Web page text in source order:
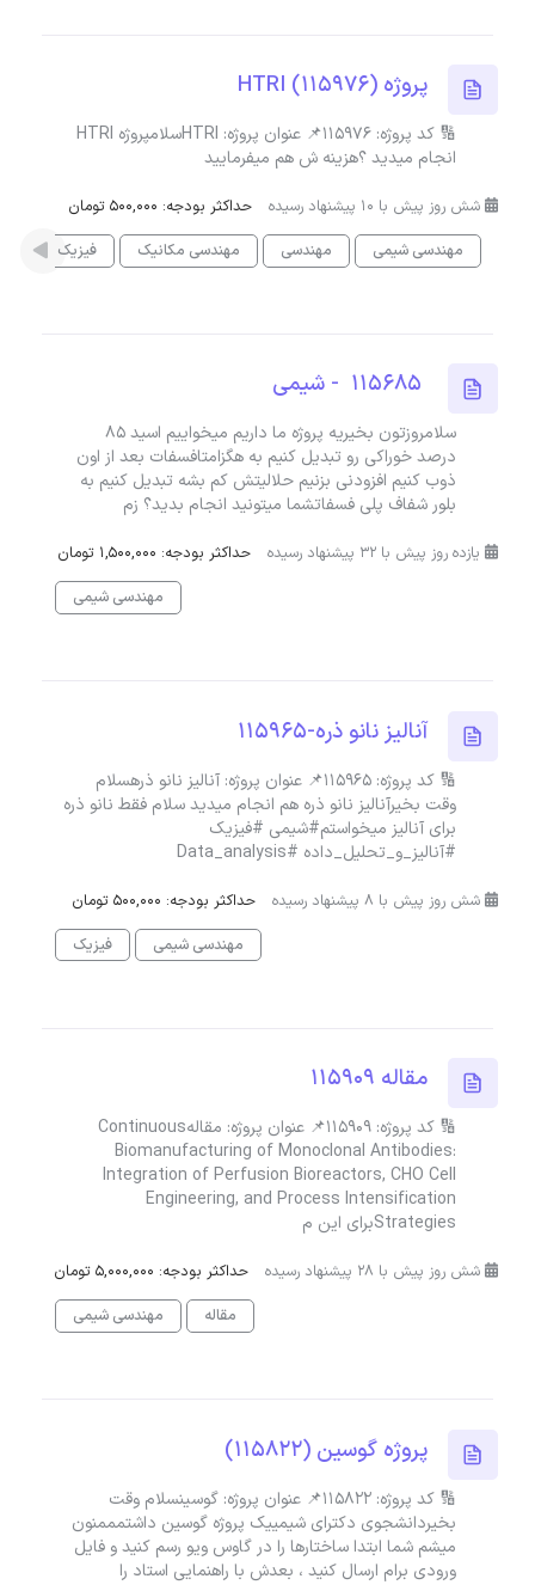
پروژه HTRI (115976)
🔢 کد پروژه: 115976📌 عنوان پروژه: HTRIسلامپروژه HTRI
انجام میدید ؟هزینه ش هم میفرمایید
شش روز پیش با 10 پیشنهاد رسیده
حداکثر بودجه: 500,000 تومان
مهندسی شیمی
مهندسی مهندسی مکانیک فیزیک
سلامروزتون بخیریه پروژه ما داریم میخواییم اسید ۸۵
درصد خوراکی رو تبدیل کنیم به هگزامتافسفات بعد از اون
ذوب کنیم افزودنی بزنیم حلالیتش کم بشه تبدیل کنیم به
بلور شفاف پلی فسفاتشما میتونید انجام بدید؟ زم
یازده روز پیش با 32 پیشنهاد رسیده
حداکثر بودجه: 1,500,000 تومان
مهندسی شیمی
آنالیز نانو ذره-115965
🔢 کد پروژه: 115965📌 عنوان پروژه: آنالیز نانو ذرهسلام
وقت بخیرآنالیز نانو ذره هم انجام میدید سلام فقط نانو ذره
برای آنالیز میخواستم#شیمی #فیزیک
#آنالیز_و_تحلیل_داده #Data_analysis
شش روز پیش با 8 پیشنهاد رسیده
حداکثر بودجه: 500,000 تومان
مهندسی شیمی
فیزیک
مقاله 115909
🔢 کد پروژه: 115909📌 عنوان پروژه: مقالهContinuous
Biomanufacturing of Monoclonal Antibodies:
Integration of Perfusion Bioreactors, CHO Cell
Engineering, and Process Intensification
Strategiesبرای این م
شش روز پیش با 28 پیشنهاد رسیده
حداکثر بودجه: 5,000,000 تومان
مقاله
مهندسی شیمی
پروژه گوسین (115822)
🔢 کد پروژه: 115822📌 عنوان پروژه: گوسینسلام وقت
بخیردانشجوی دکترای شیمییک پروژه گوسین داشتمممنون
میشم شما ابتدا ساختارها را در گاوس ویو رسم کنید و فایل
ورودی برام ارسال کنید ، بعدش با راهنمایی استاد را